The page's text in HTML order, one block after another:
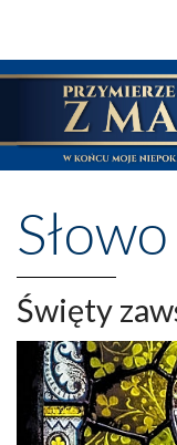
Święty